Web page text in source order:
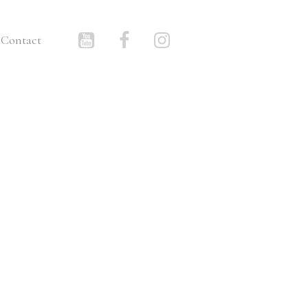
Contact